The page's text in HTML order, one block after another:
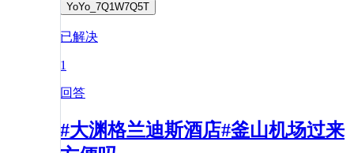
YoYo_7Q1W7Q5T
已解决
1
回答
#大渊格兰迪斯酒店#釜山机场过来